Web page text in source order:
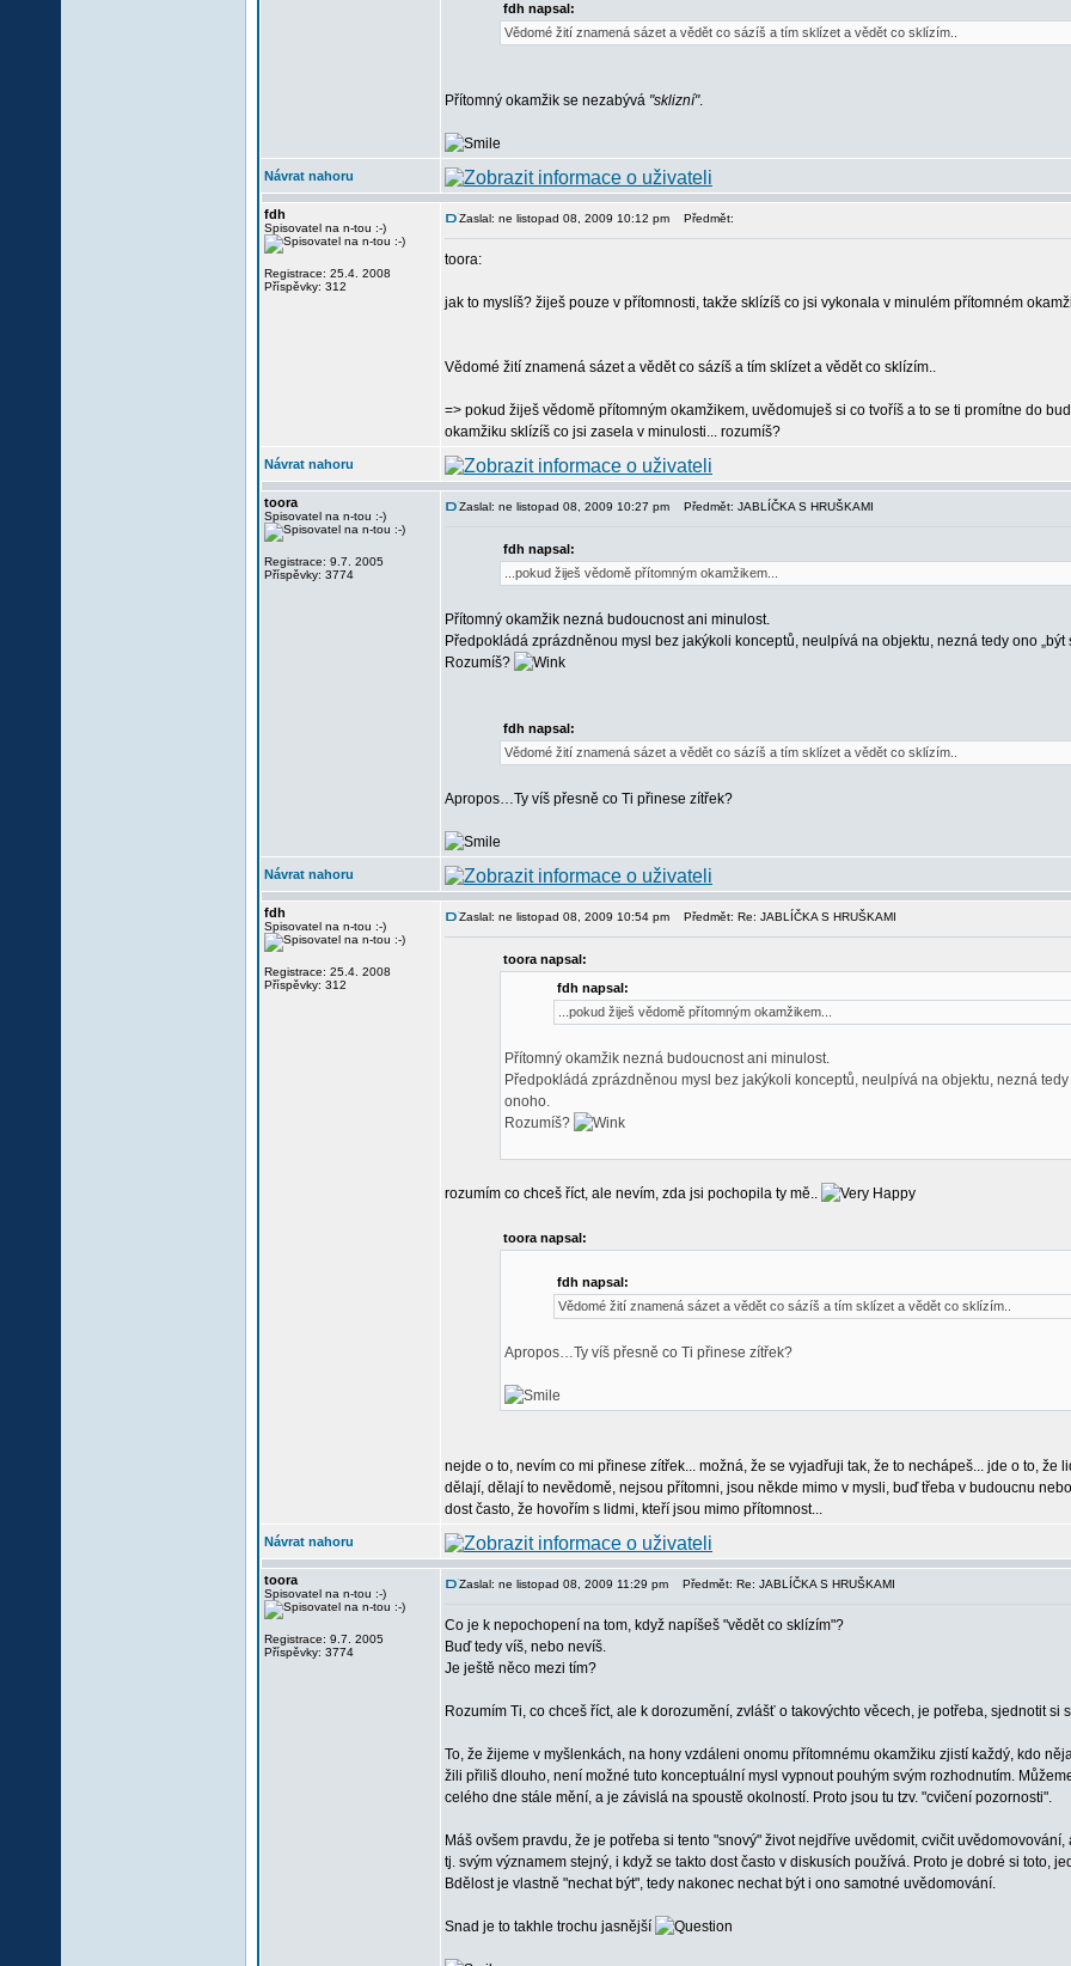
fdh napsal:
Vědomé žití znamená sázet a vědět co sázíš a tím sklízet a vědět co sklízím..
Přítomný okamžik se nezabývá "sklizní".
Návrat nahoru
fdh
Spisovatel na n-tou :-)
Registrace: 25.4. 2008
Příspěvky: 312
Zaslal: ne listopad 08, 2009 10:12 pm Předmět:
toora:
jak to myslíš? žiješ pouze v přítomnosti, takže sklízíš co jsi vykonala v minulém přítomném
Vědomé žití znamená sázet a vědět co sázíš a tím sklízet a vědět co sklízím..
=> pokud žiješ vědomě přítomným okamžikem, uvědomuješ si co tvoříš a to se ti promítne do
okamžiku sklízíš co jsi zasela v minulosti... rozumíš?
Návrat nahoru
toora
Spisovatel na n-tou :-)
Registrace: 9.7. 2005
Příspěvky: 3774
Zaslal: ne listopad 08, 2009 10:27 pm Předmět: JABLÍČKA S HRUŠKAMI
fdh napsal:
...pokud žiješ vědomě přítomným okamžikem...
Přítomný okamžik nezná budoucnost ani minulost.
Předpokládá zprázdněnou mysl bez jakýkoli konceptů, neulpívá na objektu, nezná tedy ono
Rozumíš?
fdh napsal:
Vědomé žití znamená sázet a vědět co sázíš a tím sklízet a vědět co sklízím..
Apropos…Ty víš přesně co Ti přinese zítřek?
Návrat nahoru
fdh
Spisovatel na n-tou :-)
Registrace: 25.4. 2008
Příspěvky: 312
Zaslal: ne listopad 08, 2009 10:54 pm Předmět: Re: JABLÍČKA S HRUŠKAMI
toora napsal:
fdh napsal:
...pokud žiješ vědomě přítomným okamžikem...
Přítomný okamžik nezná budoucnost ani minulost.
Předpokládá zprázdněnou mysl bez jakýkoli konceptů, neulpívá na objektu, nezná
onoho.
Rozumíš?
rozumím co chceš říct, ale nevím, zda jsi pochopila ty mě..
toora napsal:
fdh napsal:
Vědomé žití znamená sázet a vědět co sázíš a tím sklízet a vědět co sklízím..
Apropos…Ty víš přesně co Ti přinese zítřek?
nejde o to, nevím co mi přinese zítřek... možná, že se vyjadřuji tak, že to nechápeš... jde o to,
dělají, dělají to nevědomě, nejsou přítomni, jsou někde mimo v mysli, buď třeba v budoucnu
dost často, že hovořím s lidmi, kteří jsou mimo přítomnost...
Návrat nahoru
toora
Spisovatel na n-tou :-)
Registrace: 9.7. 2005
Příspěvky: 3774
Zaslal: ne listopad 08, 2009 11:29 pm Předmět: Re: JABLÍČKA S HRUŠKAMI
Co je k nepochopení na tom, když napíšeš "vědět co sklízím"?
Buď tedy víš, nebo nevíš.
Je ještě něco mezi tím?
Rozumím Ti, co chceš říct, ale k dorozumění, zvlášť o takovýchto věcech, je potřeba, sjednotit
To, že žijeme v myšlenkách, na hony vzdáleni onomu přítomnému okamžiku zjistí každý, kdo
žili přiliš dlouho, není možné tuto konceptuální mysl vypnout pouhým svým rozhodnutím.
celého dne stále mění, a je závislá na spoustě okolností. Proto jsou tu tzv. "cvičení pozornosti".
Máš ovšem pravdu, že je potřeba si tento "snový" život nejdříve uvědomit, cvičit
tj. svým významem stejný, i když se takto dost často v diskusích používá. Proto je dobré si toto,
Bdělost je vlastně "nechat být", tedy nakonec nechat být i ono samotné uvědomování.
Snad je to takhle trochu jasnější